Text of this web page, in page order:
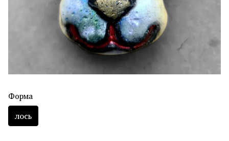
Форма
лось